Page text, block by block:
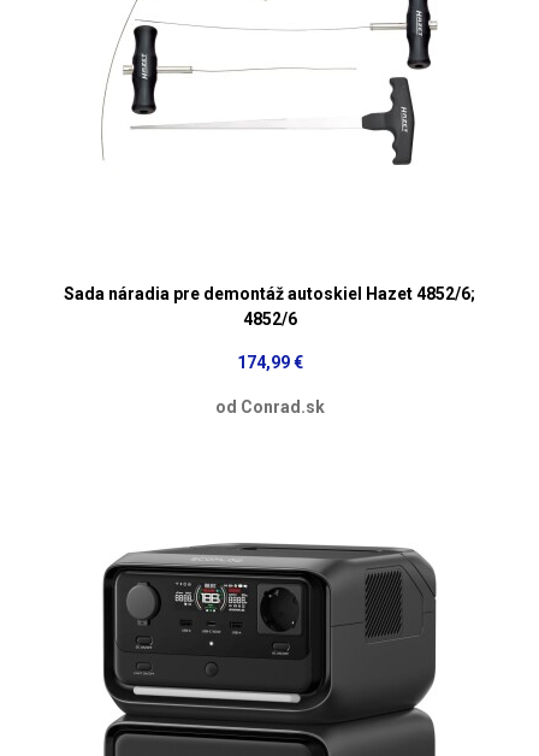
Sada náradia pre demontáž autoskiel Hazet 4852/6;
4852/6
174,99 €
od Conrad.sk